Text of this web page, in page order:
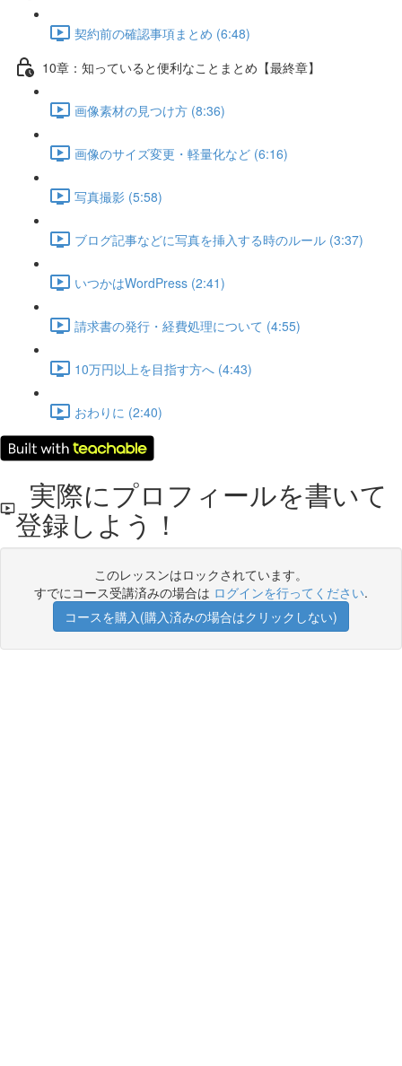
契約前の確認事項まとめ (6:48)
10章：知っていると便利なことまとめ【最終章】
画像素材の見つけ方 (8:36)
画像のサイズ変更・軽量化など (6:16)
写真撮影 (5:58)
ブログ記事などに写真を挿入する時のルール (3:37)
いつかはWordPress (2:41)
請求書の発行・経費処理について (4:55)
10万円以上を目指す方へ (4:43)
おわりに (2:40)
実際にプロフィールを書いて
登録しよう！
このレッスンはロックされています。
すでにコース受講済みの場合は ログインを行ってください.
コースを購入(購入済みの場合はクリックしない)